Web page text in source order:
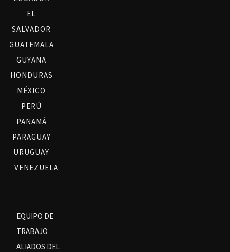
EL
SALVADOR
GUATEMALA
GUYANA
HONDURAS
MÉXICO
PERÚ
PANAMÁ
PARAGUAY
URUGUAY
VENEZUELA
EQUIPO DE
TRABAJO
ALIADOS DEL